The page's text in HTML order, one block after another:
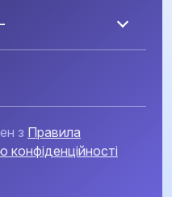
з Правила
конфіденційності